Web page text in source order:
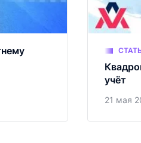
учёт
21 мая